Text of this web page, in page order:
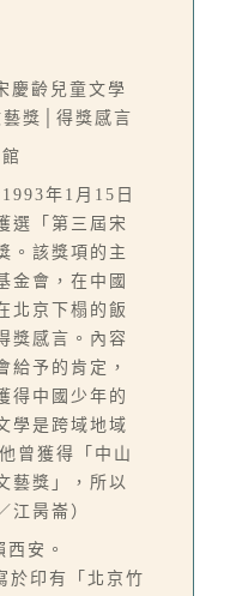
慶齡兒童文學
獎│得獎感言
年1月15日
選「第三屆宋
。該獎項的主
金會，在中國
北京下榻的飯
獎感言。內容
給予的肯定，
得中國少年的
學是跨域地域
曾獲得「中山
藝獎」，所以
江昺崙）
安。
於印有「北京竹